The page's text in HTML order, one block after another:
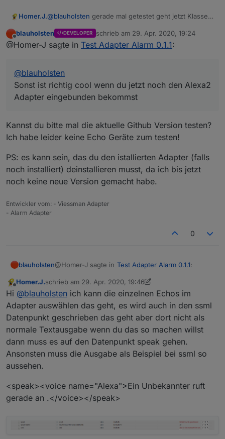
Homer.J.@blauholsten gerade mal getestet geht jetzt Klasse
nicht aktiviert ist wird trotzdem die Sleep List und die
Alarm list getriggert. Soll das so sein.
darüber eine Sprachausgabe bei Veränderung
ausgeben kann ist Perfekt.
Ich denk mit dem Sayit sollte das ja schon
funktionieren.
bei Nachtruhe etwas ausgelöst hat und der Changes
night circuit z.B. für 60 Sekunden auf true geht, und
dann die Nachtruhe abgestellt wird auch der
die 60 Sekunden durch läuft.
Offline
blauholsten DEVELOPER schrieb am 29. Apr. 2020, 19:24
zuletzt editiert von
@Homer-J sagte in Test Adapter Alarm 0.1.1:
@blauholsten
Sonst ist richtig cool wenn du jetzt noch den Alexa2
Adapter eingebunden bekommst
Kannst du bitte mal die aktuelle Github Version testen?
Ich habe leider keine Echo Geräte zum testen!
PS: es kann sein, das du den istallierten Adapter (falls
noch installiert) deinstallieren musst, da ich bis jetzt
noch keine neue Version gemacht habe.
Entwickler vom: - Viessman Adapter
- Alarm Adapter
0
blauholsten@Homer-J sagte in Test Adapter Alarm 0.1.1:
@ blauholsten
Sonst ist richtig cool wenn du jetzt noch den
Alexa2 Adapter eingebunden bekommst
Kannst du bitte mal die aktuelle Github Version
testen? Ich habe leider keine Echo Geräte zum
testen!
PS: es kann sein, das du den istallierten Adapter
(falls noch installiert) deinstallieren musst, da ich
bis jetzt noch keine neue Version gemacht habe.
Offline
Homer.J.schrieb am 29. Apr. 2020, 19:46
zuletzt editiert von Homer.J.
Hi @blauholsten ich kann die einzelnen Echos im
Adapter auswählen das geht, es wird auch in den ssml
Datenpunkt geschrieben das geht aber dort nicht als
normale Textausgabe wenn du das so machen willst
dann muss es auf den Datenpunkt speak gehen.
Ansonsten muss die Ausgabe als Beispiel bei ssml so
aussehen.
<speak><voice name="Alexa">Ein Unbekannter ruft
gerade an .</voice></speak>